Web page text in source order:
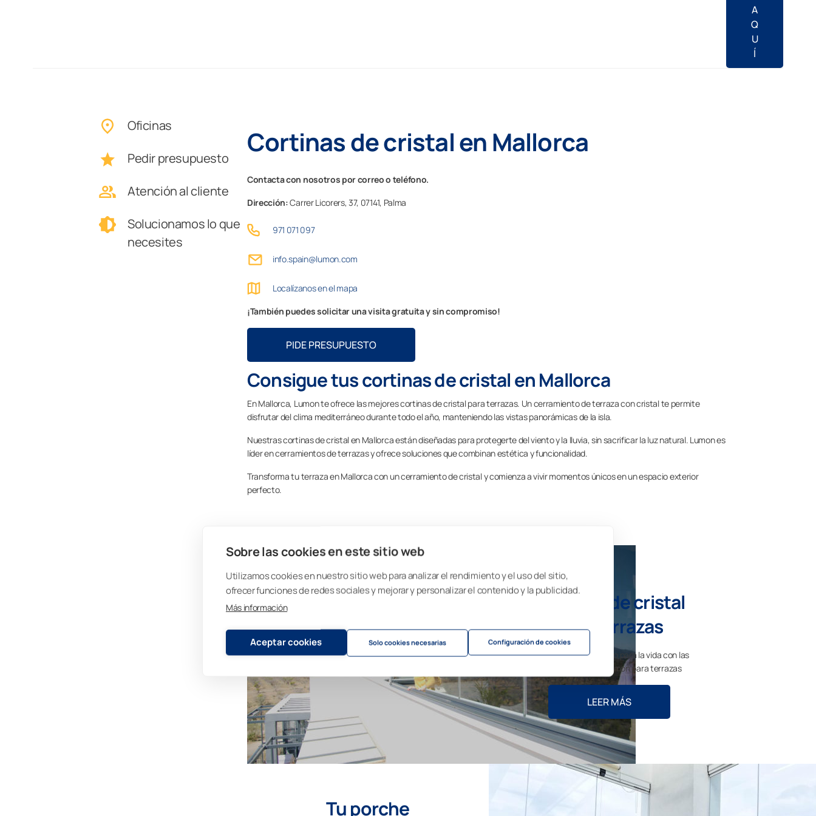
Sobre las cookies en este sitio web
Utilizamos cookies en nuestro sitio web para analizar el rendimiento y el uso del sitio,
ofrecer funciones de redes sociales y mejorar y personalizar el contenido y la publicidad.
Más información
Aceptar cookies Solo cookies necesarias Configuración de cookies
A
Q
U
Í
Oficinas
Pedir presupuesto
Atención al cliente
Solucionamos lo que
necesites
Cortinas de cristal en Mallorca
Contacta con nosotros por correo o teléfono.
Dirección:Carrer Licorers, 37, 07141, Palma
971 071 097
info.spain@lumon.com
Localízanos en el mapa
¡También puedes solicitar una visita gratuita y sin compromiso!
PIDE PRESUPUESTO
Consigue tus cortinas de cristal en Mallorca
En Mallorca, Lumon te ofrece las mejores cortinas de cristal para terrazas. Un cerramiento de terraza con cristal te permite
disfrutar del clima mediterráneo durante todo el año, manteniendo las vistas panorámicas de la isla.
Nuestras cortinas de cristal en Mallorca están diseñadas para protegerte del viento y la lluvia, sin sacrificar la luz natural. Lumon es
líder en cerramientos de terrazas y ofrece soluciones que combinan estética y funcionalidad.
Transforma tu terraza en Mallorca con un cerramiento de cristal y comienza a vivir momentos únicos en un espacio exterior
perfecto.
Cortinas de cristal
para terrazas
Disfruta de más espacio para la vida con las
cortinas de cristal Lumon para terrazas
LEER MÁS
Tu porche